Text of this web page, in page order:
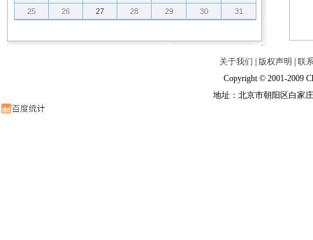
25
26 27 28 29 30 31
关于我们 版权声明
联
Copyright © 2001-2009
地址：北京市朝阳区白家